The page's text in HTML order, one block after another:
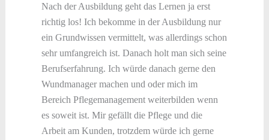
Nach der Ausbildung geht das Lernen ja erst
richtig los! Ich bekomme in der Ausbildung nur
ein Grundwissen vermittelt, was allerdings schon
sehr umfangreich ist. Danach holt man sich seine
Berufserfahrung. Ich würde danach gerne den
Wundmanager machen und oder mich im
Bereich Pflegemanagement weiterbilden wenn
es soweit ist. Mir gefällt die Pflege und die
Arbeit am Kunden, trotzdem würde ich gerne